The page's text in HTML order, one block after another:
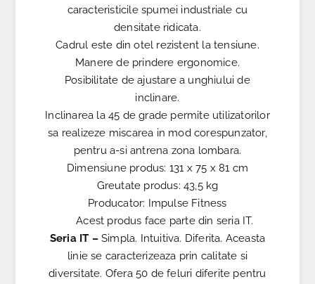
caracteristicile spumei industriale cu
densitate ridicata.
Cadrul este din otel rezistent la tensiune.
Manere de prindere ergonomice.
Posibilitate de ajustare a unghiului de
inclinare.
Inclinarea la 45 de grade permite utilizatorilor
sa realizeze miscarea in mod corespunzator,
pentru a-si antrena zona lombara.
Dimensiune produs: 131 x 75 x 81 cm
Greutate produs: 43,5 kg
Producator: Impulse Fitness
Acest produs face parte din seria IT.
Seria IT –Simpla. Intuitiva. Diferita. Aceasta
linie se caracterizeaza prin calitate si
diversitate. Ofera 50 de feluri diferite pentru